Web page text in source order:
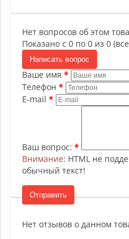
Нет вопросов об этом
Показано с 0 по 0 из 0
Написать вопрос
Ваше имя
Телефон
E-mail
Ваш вопрос:
Внимание: HTML не
обычный текст!
Отправить
Нет отзывов о данном